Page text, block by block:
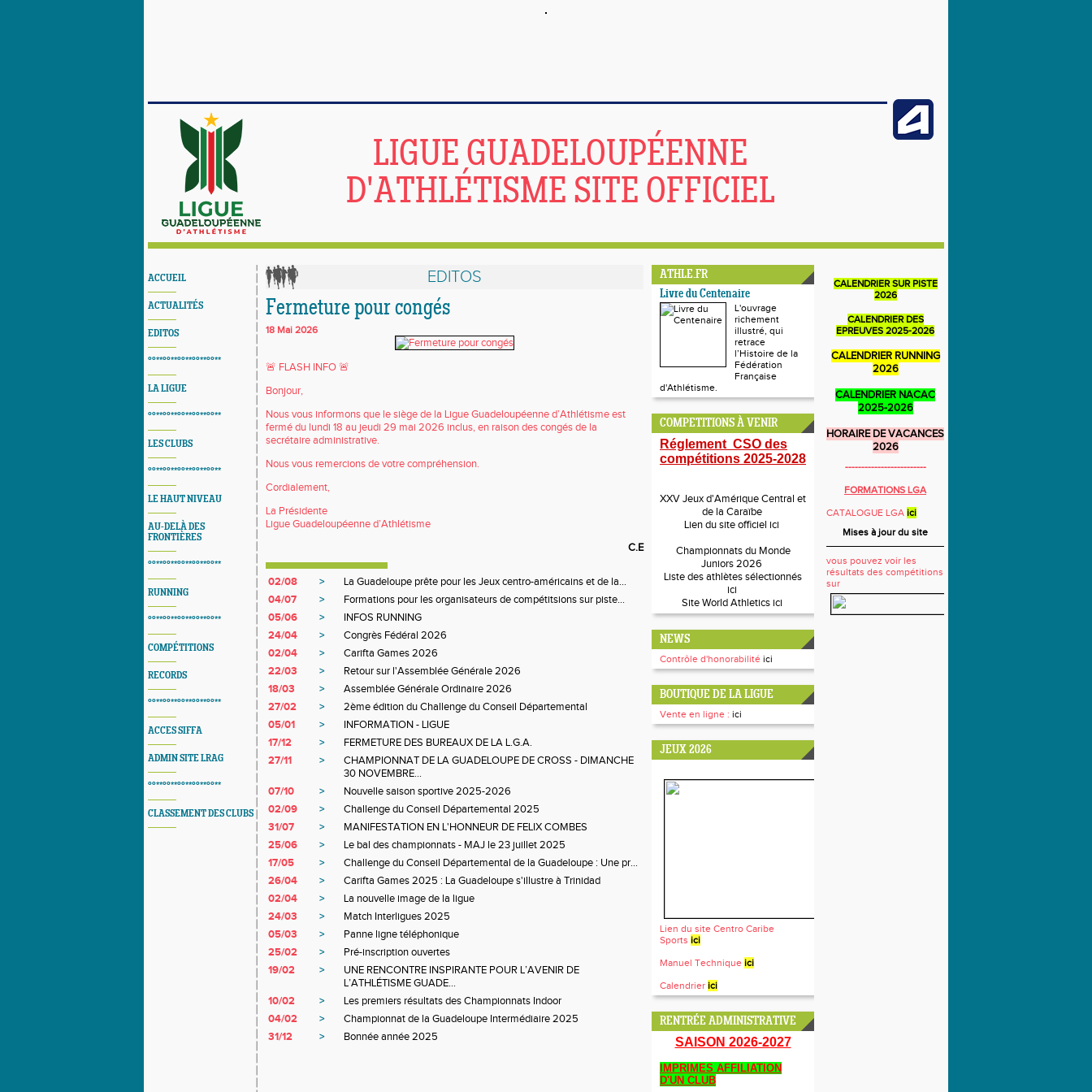
LIGUE GUADELOUPÉENNE
D'ATHLÉTISME SITE OFFICIEL
ACCUEIL
ACTUALITÉS
EDITOS
°°**°°**°°**°°**°°**
LA LIGUE
°°**°°**°°**°°**°°**
LES CLUBS
°°**°°**°°**°°**°°**
LE HAUT NIVEAU
AU-DELÀ DES
FRONTIÈRES
°°**°°**°°**°°**°°**
RUNNING
°°**°°**°°**°°**°°**
COMPÉTITIONS
RECORDS
°°**°°**°°**°°**°°**
ACCES SIFFA
ADMIN SITE LRAG
°°**°°**°°**°°**°°**
CLASSEMENT DES CLUBS
EDITOS
Fermeture pour congés
18 Mai 2026
🚨 FLASH INFO 🚨
Bonjour,
Nous vous informons que le siège de la Ligue Guadeloupéenne d’Athlétisme est
fermé du lundi 18 au jeudi 29 mai 2026 inclus, en raison des congés de la
secrétaire administrative.
Nous vous remercions de votre compréhension.
Cordialement,
La Présidente
Ligue Guadeloupéenne d’Athlétisme
C.E
02/08 >
La Guadeloupe prête pour les Jeux centro-américains et de la...
04/07
>
Formations pour les organisateurs de compétitsions sur piste...
05/06
>
INFOS RUNNING
24/04
>
Congrès Fédéral 2026
02/04
>
Carifta Games 2026
22/03
>
Retour sur l'Assemblée Générale 2026
18/03
>
Assemblée Générale Ordinaire 2026
27/02
>
2ème édition du Challenge du Conseil Départemental
05/01
>
INFORMATION - LIGUE
17/12
>
FERMETURE DES BUREAUX DE LA L.G.A.
27/11
>
CHAMPIONNAT DE LA GUADELOUPE DE CROSS - DIMANCHE
30 NOVEMBRE...
07/10
>
Nouvelle saison sportive 2025-2026
02/09
>
Challenge du Conseil Départemental 2025
31/07
>
MANIFESTATION EN L'HONNEUR DE FELIX COMBES
25/06
>
Le bal des championnats - MAJ le 23 juillet 2025
17/05
>
Challenge du Conseil Départemental de la Guadeloupe : Une pr...
26/04
>
Carifta Games 2025 : La Guadeloupe s'illustre à Trinidad
02/04
>
La nouvelle image de la ligue
24/03
>
Match Interligues 2025
05/03
>
Panne ligne téléphonique
25/02
>
Pré-inscription ouvertes
19/02
>
UNE RENCONTRE INSPIRANTE POUR L’AVENIR DE
L’ATHLÉTISME GUADE...
10/02
>
Les premiers résultats des Championnats Indoor
04/02
>
Championnat de la Guadeloupe Intermédiaire 2025
31/12
> Bonnée année 2025
ATHLE.FR
Livre du Centenaire
L'ouvrage
richement
illustré, qui
retrace
l’Histoire de la
Fédération
Française
d'Athlétisme.
COMPETITIONS À VENIR
Réglement CSO des
compétitions 2025-2028
XXV Jeux d'Amérique Central et
de la Caraïbe
Lien du site officiel ici
Championnats du Monde
Juniors 2026
Liste des athlètes sélectionnés
ici
Site World Athletics ici
NEWS
Contrôle d'honorabilité ici
BOUTIQUE DE LA LIGUE
Vente en ligne : ici
JEUX 2026
Lien du site Centro Caribe
Sports ici
Manuel Technique ici
Calendrier ici
RENTRÉE ADMINISTRATIVE
SAISON 2026-2027
IMPRIMES AFFILIATION
D'UN CLUB
CALENDRIER SUR PISTE
2026
CALENDRIER DES
EPREUVES 2025-2026
CALENDRIER RUNNING
2026
CALENDRIER NACAC
2025-2026
HORAIRE DE VACANCES
2026
-------------------------
FORMATIONS LGA
CATALOGUE LGA ici
Mises à jour du site
vous pouvez voir les
résultats des compétitions
sur